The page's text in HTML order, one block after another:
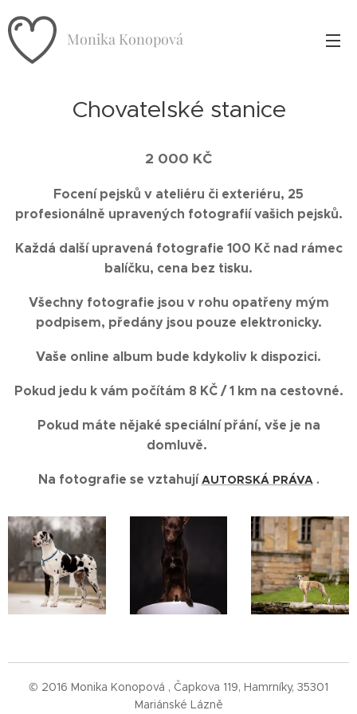
Monika Konopová
Chovatelské stanice
2 000 KČ
Focení pejsků v ateliéru či exteriéru, 25
profesionálně upravených fotografií vašich pejsků.
Každá další upravená fotografie 100 Kč nad rámec
balíčku, cena bez tisku.
Všechny fotografie jsou v rohu opatřeny mým
podpisem, předány jsou pouze elektronicky.
Vaše online album bude kdykoliv k dispozici.
Pokud jedu k vám počítám 8 KČ / 1 km na cestovné.
Pokud máte nějaké speciální přání, vše je na
domluvě.
Na fotografie se vztahujíAUTORSKÁ PRÁVA.
© 2016 Monika Konopová , Čapkova 119, Hamrníky, 35301
Mariánské Lázně